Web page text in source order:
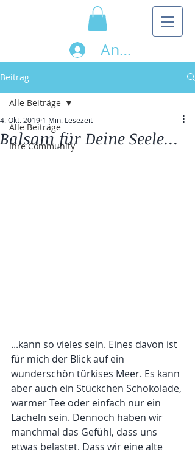
Anmelden
Beitrag
Alle Beiträge
Ihre Community
Alle Beiträge
Balsam für Deine Seele...
4. Okt. 2019 1 Min. Lesezeit
...kann so vieles sein. Eines davon ist
für mich der Blick auf ein
wunderschön türkises Meer. Es kann
aber auch ein Stückchen Schokolade,
warmer Tee oder einfach nur ein
Lächeln sein. Dennoch haben wir
manchmal das Gefühl, dass uns
etwas belastet. Dass wir eine alte